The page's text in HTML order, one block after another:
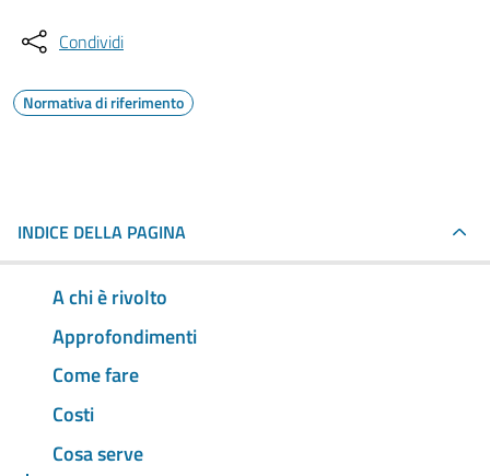
Condividi
Normativa di riferimento
INDICE DELLA PAGINA
A chi è rivolto
Approfondimenti
Come fare
Costi
Cosa serve